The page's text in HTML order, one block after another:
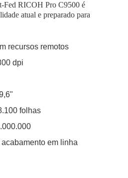
Fed RICOH Pro C9500 é
atual e preparado para
recursos remotos
dpi
folhas
em linha